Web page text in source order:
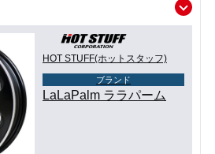
HOT STUFF(ホットスタッフ)
ブランド
LaLaPalm ララパーム